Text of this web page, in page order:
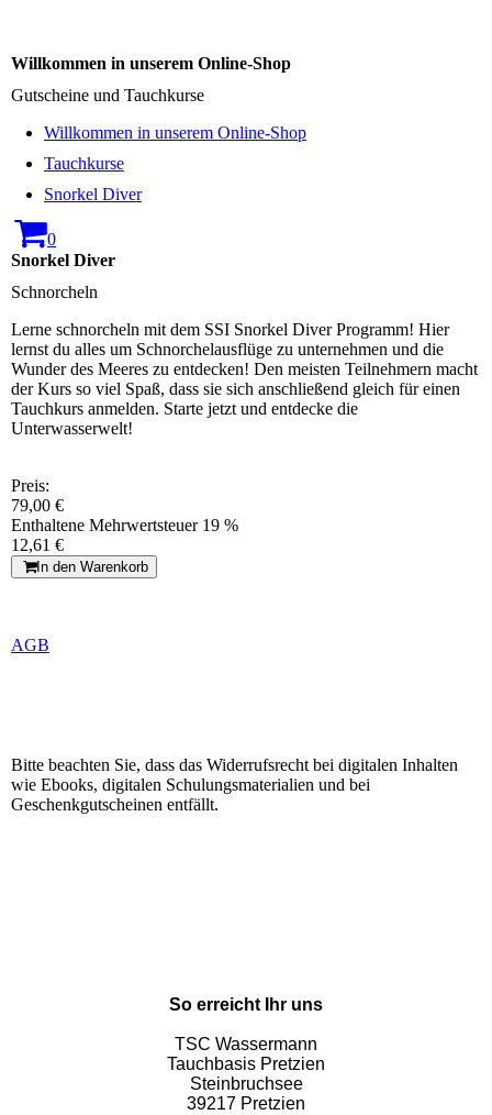
Willkommen in unserem Online-Shop
Gutscheine und Tauchkurse
Willkommen in unserem Online-Shop
Tauchkurse
Snorkel Diver
0
Snorkel Diver
Schnorcheln
Lerne schnorcheln mit dem SSI Snorkel Diver Programm! Hier
lernst du alles um Schnorchelausflüge zu unternehmen und die
Wunder des Meeres zu entdecken! Den meisten Teilnehmern macht
der Kurs so viel Spaß, dass sie sich anschließend gleich für einen
Tauchkurs anmelden. Starte jetzt und entdecke die
Unterwasserwelt!
Preis:
79,00 €
Enthaltene Mehrwertsteuer 19 %
12,61 €
In den Warenkorb
AGB
Bitte beachten Sie, dass das Widerrufsrecht bei digitalen Inhalten
wie Ebooks, digitalen Schulungsmaterialien und bei
Geschenkgutscheinen entfällt.
So erreicht Ihr uns
TSC Wassermann
Tauchbasis Pretzien
Steinbruchsee
39217 Pretzien